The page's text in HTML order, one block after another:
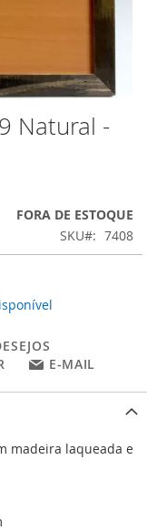
Natural -
FORA DE ESTOQUE
SKU
7408
E-MAIL
madeira laqueada e